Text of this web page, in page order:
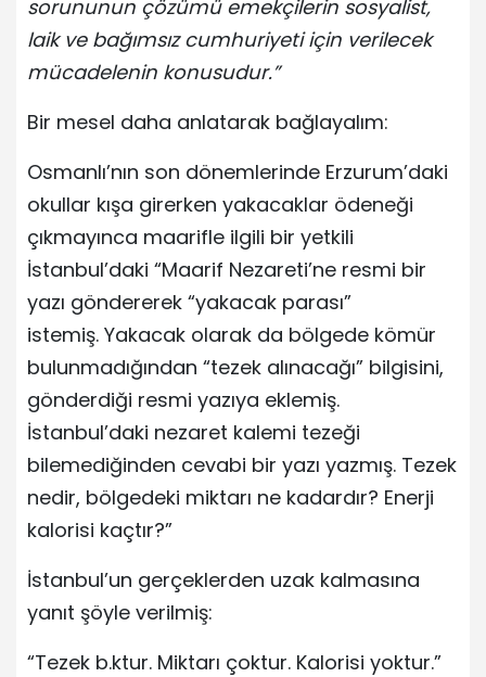
sorununun çözümü emekçilerin sosyalist,
laik ve bağımsız cumhuriyeti için verilecek
mücadelenin konusudur.”
Bir mesel daha anlatarak bağlayalım:
Osmanlı’nın son dönemlerinde Erzurum’daki
okullar kışa girerken yakacaklar ödeneği
çıkmayınca maarifle ilgili bir yetkili
İstanbul’daki “Maarif Nezareti’ne resmi bir
yazı göndererek “yakacak parası”
istemiş. Yakacak olarak da bölgede kömür
bulunmadığından “tezek alınacağı” bilgisini,
gönderdiği resmi yazıya eklemiş.
İstanbul’daki nezaret kalemi tezeği
bilemediğinden cevabi bir yazı yazmış. Tezek
nedir, bölgedeki miktarı ne kadardır? Enerji
kalorisi kaçtır?”
İstanbul’un gerçeklerden uzak kalmasına
yanıt şöyle verilmiş:
“Tezek b.ktur. Miktarı çoktur. Kalorisi yoktur.”